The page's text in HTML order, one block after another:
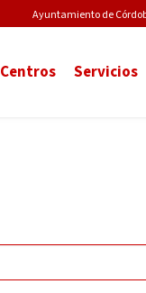
Pre-
Ayuntamiento de
Centros Servicios